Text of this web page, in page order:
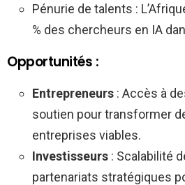
Pénurie de talents :
% des chercheurs en IA
Opportunités :
Entrepreneurs : Accès à
soutien pour transformer
entreprises viables.
Investisseurs : Scalabilité
partenariats stratégiques